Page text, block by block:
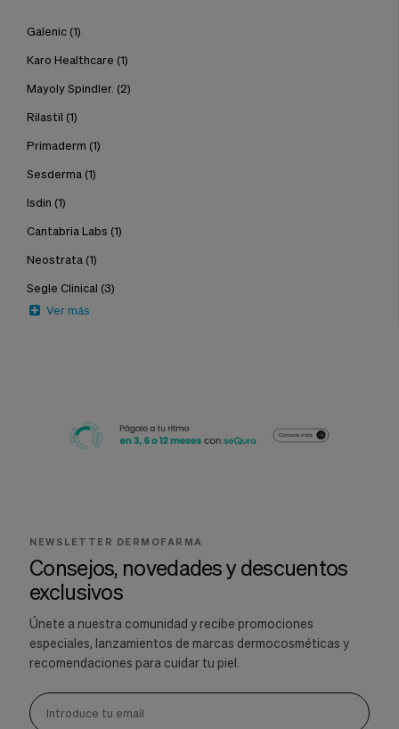
Galenic (1)
Karo Healthcare (1)
Mayoly Spindler. (2)
Rilastil (1)
Primaderm (1)
Sesderma (1)
Isdin (1)
Cantabria Labs (1)
Neostrata (1)
Segle Clinical (3)
Ver más
NEWSLETTER DERMOFARMA
Consejos, novedades y descuentos
exclusivos
Únete a nuestra comunidad y recibe promociones
especiales, lanzamientos de marcas dermocosméticas y
recomendaciones para cuidar tu piel.